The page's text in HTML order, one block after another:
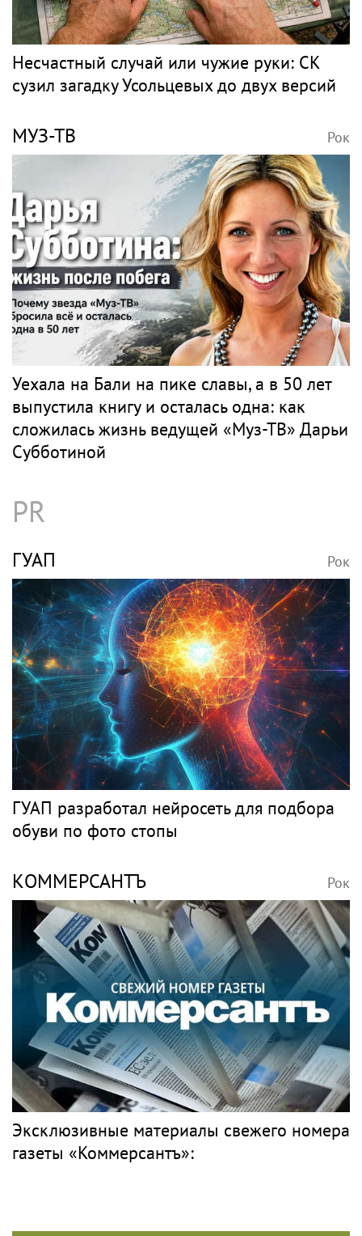
Несчастный случай или чужие руки: СК
сузил загадку Усольцевых до двух версий
МУЗ-ТВ Рок
Уехала на Бали на пике славы, а в 50 лет
выпустила книгу и осталась одна: как
сложилась жизнь ведущей «Муз-ТВ» Дарьи
Субботиной
PR
ГУАП Рок
ГУАП разработал нейросеть для подбора
обуви по фото стопы
КОММЕРСАНТЪ Рок
Эксклюзивные материалы свежего номера
газеты «Коммерсантъ»: